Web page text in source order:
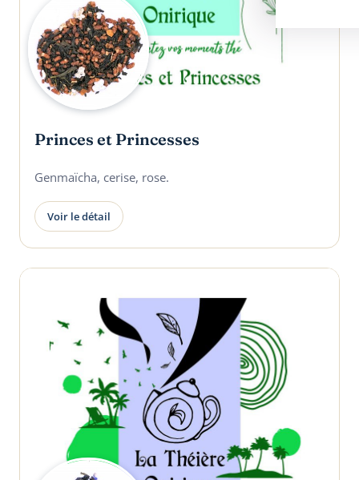
Princes et Princesses
Genmaïcha, cerise, rose.
Voir le détail